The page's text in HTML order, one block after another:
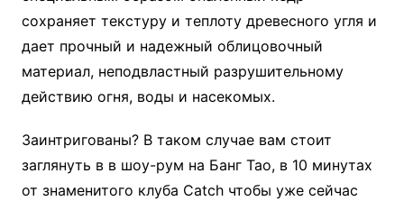
сохраняет текстуру и теплоту древесного угля и
дает прочный и надежный облицовочный
материал, неподвластный разрушительному
действию огня, воды и насекомых.
Заинтригованы? В таком случае вам стоит
заглянуть в в шоу-рум на Банг Тао, в 10 минутах
от знаменитого клуба Catch чтобы уже сейчас